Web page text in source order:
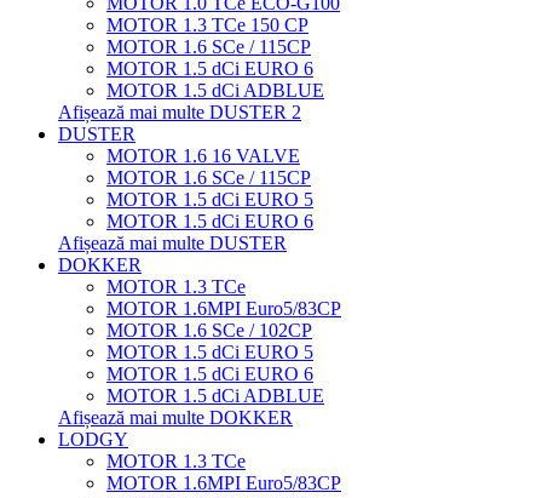
MOTOR 1.3 TCe 150 CP
MOTOR 1.6 SCe / 115CP
MOTOR 1.5 dCi EURO 6
MOTOR 1.5 dCi ADBLUE
Afișează mai multe DUSTER 2
DUSTER
MOTOR 1.6 16 VALVE
MOTOR 1.6 SCe / 115CP
MOTOR 1.5 dCi EURO 5
MOTOR 1.5 dCi EURO 6
Afișează mai multe DUSTER
DOKKER
MOTOR 1.3 TCe
MOTOR 1.6MPI Euro5/83CP
MOTOR 1.6 SCe / 102CP
MOTOR 1.5 dCi EURO 5
MOTOR 1.5 dCi EURO 6
MOTOR 1.5 dCi ADBLUE
Afișează mai multe DOKKER
LODGY
MOTOR 1.3 TCe
MOTOR 1.6MPI Euro5/83CP